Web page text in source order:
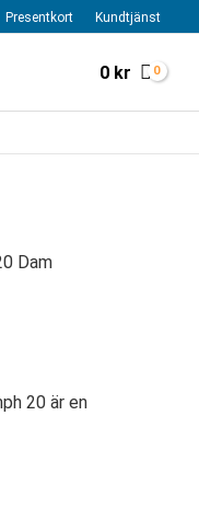
Presentkort Kundtjänst
0 kr
Dam
20 är en